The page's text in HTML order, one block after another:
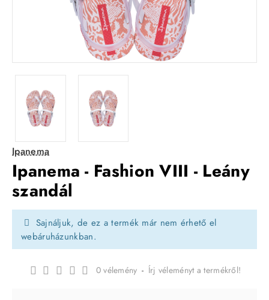
Ipanema
Ipanema - Fashion VIII - Leány
szandál
Sajnáljuk, de ez a termék már nem érhető el
webáruházunkban.
0 vélemény - Írj véleményt a termékről!